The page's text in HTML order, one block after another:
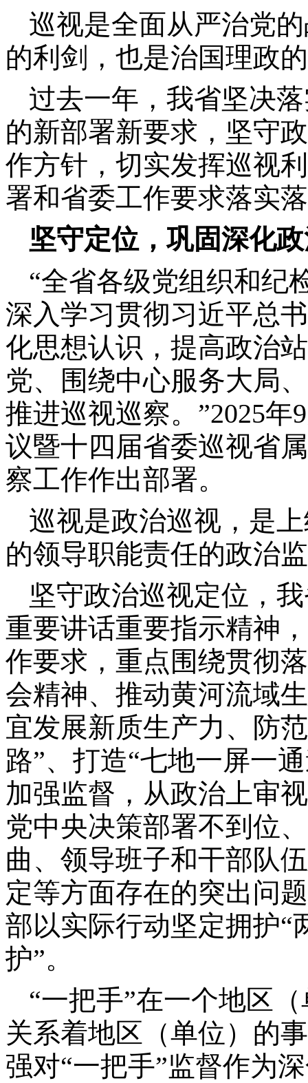
巡视是全面从严治党
的利剑，也是治国理政
过去一年，我省坚决
的新部署新要求，坚守
作方针，切实发挥巡视
署和省委工作要求落实
坚守定位，巩固深化
“全省各级党组织和纪
深入学习贯彻习近平总
化思想认识，提高政治
党、围绕中心服务大局
推进巡视巡察。”2025
议暨十四届省委巡视省
察工作作出部署。
巡视是政治巡视，是
的领导职能责任的政治
坚守政治巡视定位，
重要讲话重要指示精神
作要求，重点围绕贯彻
会精神、推动黄河流域
宜发展新质生产力、防
路”、打造“七地一屏一
加强监督，从政治上审
党中央决策部署不到位
曲、领导班子和干部队
定等方面存在的突出问
部以实际行动坚定拥护“
护”。
“一把手”在一个地区
关系着地区（单位）的
强对“一把手”监督作为